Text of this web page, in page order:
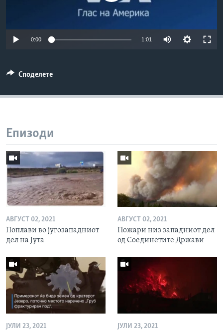
0:00 1:01
Споделете
Епизоди
АВГУСТ 02, 2021
Поплави во југозападниот
дел на Јута
АВГУСТ 02, 2021
Пожари низ западниот дел
од Соединетите Држави
ЈУЛИ 23, 2021 ЈУЛИ 23, 2021